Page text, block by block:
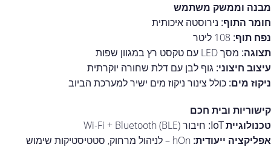
מבנה וממשק משתמש
חומר התוף: נירוסטה איכותית
נפח תוף:
תצוגה: מסך LED עם טקסט רץ במגוון שפות
עיצוב חיצוני: גוף לבן עם דלת שחורה יוקרתית
ניקוז מים: כולל צינור ניקוז מים ישיר למערכת הביוב
קישוריות ובית חכם
טכנולוגיית IoT:
חיבור Wi-Fi + Bluetooth (BLE)
אפליקציה ייעודית:
hOn – לניהול מרחוק, סטטיסטיקות שימוש